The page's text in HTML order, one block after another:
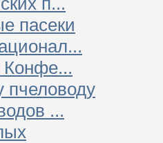
пасеки
Конфе...
...